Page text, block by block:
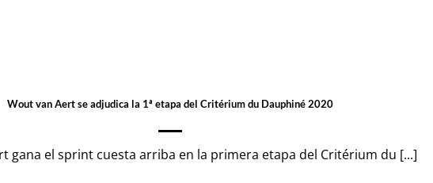
Wout van Aert se adjudica la 1ª etapa del Critérium du Dauphiné 2020
gana el sprint cuesta arriba en la primera etapa del Critérium du [...]